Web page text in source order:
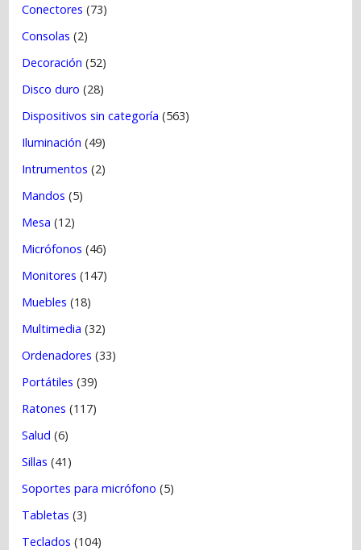
Conectores (73)
Consolas (2)
Decoración (52)
Disco duro (28)
Dispositivos sin categoría (563)
Iluminación (49)
Intrumentos (2)
Mandos (5)
Mesa (12)
Micrófonos (46)
Monitores (147)
Muebles (18)
Multimedia (32)
Ordenadores (33)
Portátiles (39)
Ratones (117)
Salud (6)
Sillas (41)
Soportes para micrófono (5)
Tabletas (3)
Teclados (104)